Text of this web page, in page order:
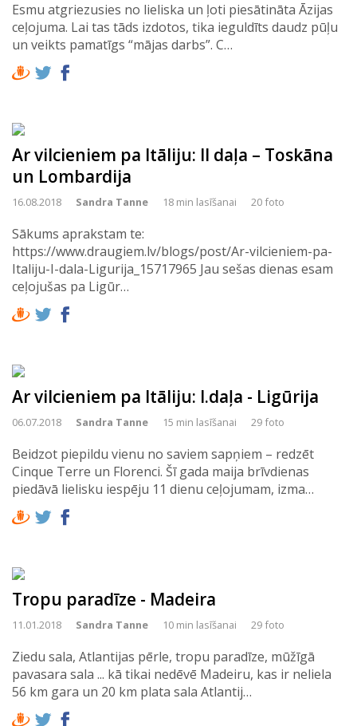
Esmu atgriezusies no lieliska un ļoti piesātināta Āzijas
ceļojuma. Lai tas tāds izdotos, tika ieguldīts daudz pūļu
un veikts pamatīgs “mājas darbs”. C…
Ar vilcieniem pa Itāliju: II daļa – Toskāna
un Lombardija
16.08.2018 Sandra Tanne 18 min lasīšanai 20 foto
Sākums aprakstam te:
https://www.draugiem.lv/blogs/post/Ar-vilcieniem-pa-
Italiju-I-dala-Ligurija_15717965 Jau sešas dienas esam
ceļojušas pa Ligūr…
Ar vilcieniem pa Itāliju: I.daļa - Ligūrija
06.07.2018 Sandra Tanne 15 min lasīšanai 29 foto
Beidzot piepildu vienu no saviem sapņiem – redzēt
Cinque Terre un Florenci. Šī gada maija brīvdienas
piedāvā lielisku iespēju 11 dienu ceļojumam, izma…
Tropu paradīze - Madeira
11.01.2018 Sandra Tanne 10 min lasīšanai 29 foto
Ziedu sala, Atlantijas pērle, tropu paradīze, mūžīgā
pavasara sala ... kā tikai nedēvē Madeiru, kas ir neliela
56 km gara un 20 km plata sala Atlantij…